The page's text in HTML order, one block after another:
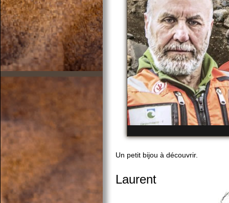
Un petit bijou à découvrir.
Laurent